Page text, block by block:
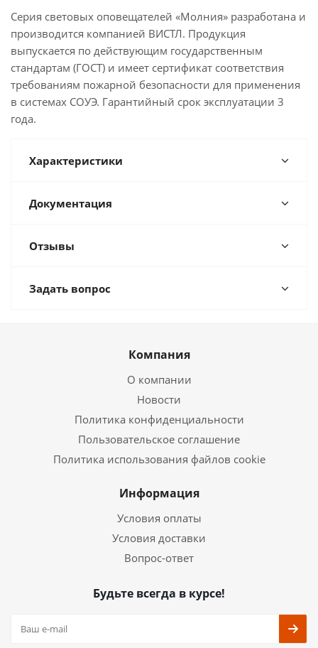
Серия световых оповещателей «Молния» разработана и
производится компанией ВИСТЛ. Продукция
выпускается по действующим государственным
стандартам (ГОСТ) и имеет сертификат соответствия
требованиям пожарной безопасности для применения
в системах СОУЭ. Гарантийный срок эксплуатации 3
года.
Характеристики
Документация
Отзывы
Задать вопрос
Компания
О компании
Новости
Политика конфиденциальности
Пользовательское соглашение
Политика использования файлов cookie
Информация
Условия оплаты
Условия доставки
Вопрос-ответ
Будьте всегда в курсе!